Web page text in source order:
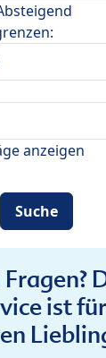
anzeigen
ist